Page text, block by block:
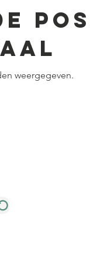
weergegeven.